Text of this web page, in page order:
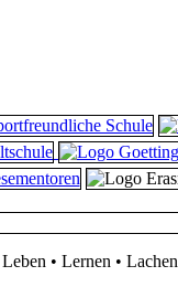
Leben • Lernen • Lachen